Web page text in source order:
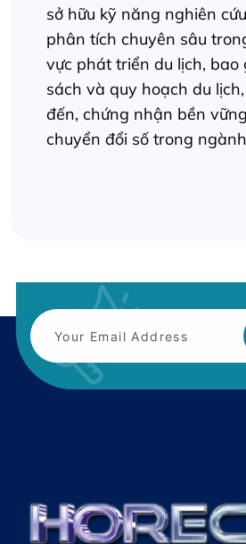
sở hữu kỹ năng nghiên
phân tích chuyên sâu
vực phát triển du lịch, bao
sách và quy hoạch du
đến, chứng nhận bền
chuyển đổi số trong